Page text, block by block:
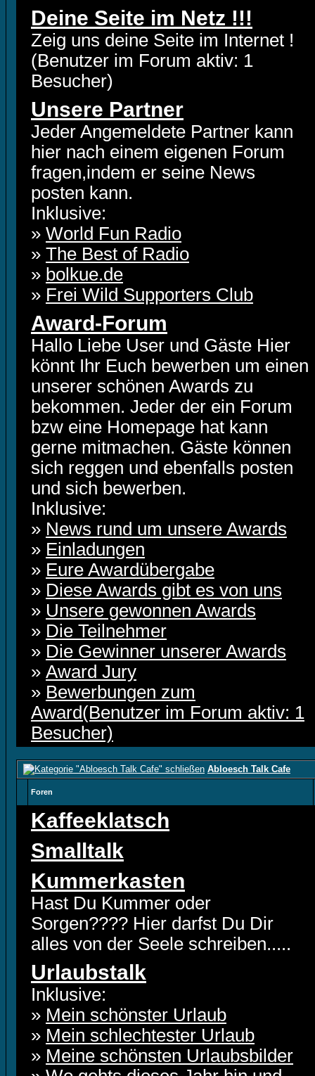
Deine Seite im Netz !!!
Zeig uns deine Seite im Internet !
(Benutzer im Forum aktiv: 1
Besucher)
Unsere Partner
Jeder Angemeldete Partner kann
hier nach einem eigenen Forum
fragen,indem er seine News
posten kann.
Inklusive:
» World Fun Radio
» The Best of Radio
» bolkue.de
» Frei Wild Supporters Club
Award-Forum
Hallo Liebe User und Gäste Hier
könnt Ihr Euch bewerben um einen
unserer schönen Awards zu
bekommen. Jeder der ein Forum
bzw eine Homepage hat kann
gerne mitmachen. Gäste können
sich reggen und ebenfalls posten
und sich bewerben.
Inklusive:
» News rund um unsere Awards
» Einladungen
» Eure Awardübergabe
» Diese Awards gibt es von uns
» Unsere gewonnen Awards
» Die Teilnehmer
» Die Gewinner unserer Awards
» Award Jury
» Bewerbungen zum
Award(Benutzer im Forum aktiv: 1
Besucher)
Abloesch Talk Cafe
Foren
Kaffeeklatsch
Smalltalk
Kummerkasten
Hast Du Kummer oder
Sorgen???? Hier darfst Du Dir
alles von der Seele schreiben.....
Urlaubstalk
Inklusive:
» Mein schönster Urlaub
» Mein schlechtester Urlaub
» Meine schönsten Urlaubsbilder